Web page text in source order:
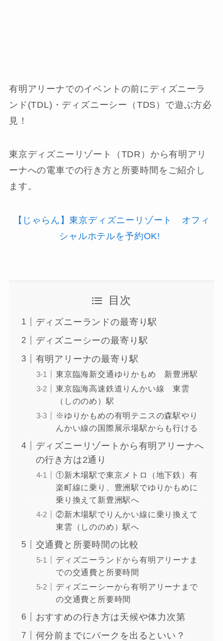
有明アリーナでのイベントの前にディズニーラ
ンド(TDL)・ディズニーシー（TDS）で遊ぶ方必
見！
東京ディズニーリゾート（TDR）から有明アリ
ーナへの電車での行き方と所要時間をご紹介し
ます。
【じゃらん】東京ディズニーリゾート オフィ
シャルホテルを予約OK!
目次
ディズニーランドの最寄り駅
ディズニーシーの最寄り駅
有明アリーナの最寄り駅
東京臨海新交通ゆりかもめ 新豊洲駅
東京臨海高速鉄道りんかい線 東雲
（しののめ）駅
※ゆりかもめの有明テニスの森駅やり
んかい線の国際展示場駅からも行ける
ディズニーリゾートから有明アリーナへ
の行き方は2通り
①新木場駅で東京メトロ（地下鉄）有
楽町線に乗り、豊洲駅でゆりかもめに
乗り換えて新豊洲駅へ
②新木場駅でりんかい線に乗り換えて
東雲（しののめ）駅へ
交通費と所要時間の比較
ディズニーランドから有明アリーナま
での交通費と所要時間
ディズニーシーから有明アリーナまで
の交通費と所要時間
おすすめの行き方は天候や体力次第
何分前までにパークを出るといい？